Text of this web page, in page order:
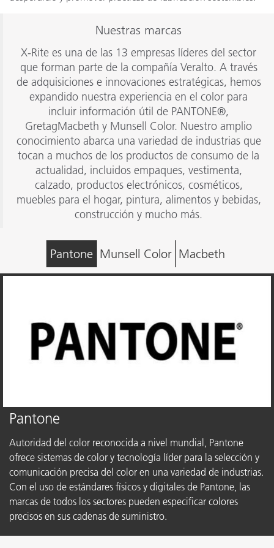
Nuestras marcas
X-Rite es una de las 13 empresas líderes del sector
que forman parte de la compañía Veralto. A través
de adquisiciones e innovaciones estratégicas, hemos
expandido nuestra experiencia en el color para
incluir información útil de PANTONE®,
GretagMacbeth y Munsell Color. Nuestro amplio
conocimiento abarca una variedad de industrias que
tocan a muchos de los productos de consumo de la
actualidad, incluidos empaques, vestimenta,
calzado, productos electrónicos, cosméticos,
muebles para el hogar, pintura, alimentos y bebidas,
construcción y mucho más.
Pantone Munsell Color Macbeth
Pantone
Autoridad del color reconocida a nivel mundial, Pantone
ofrece sistemas de color y tecnología líder para la selección y
comunicación precisa del color en una variedad de industrias.
Con el uso de estándares físicos y digitales de Pantone, las
marcas de todos los sectores pueden especificar colores
precisos en sus cadenas de suministro.